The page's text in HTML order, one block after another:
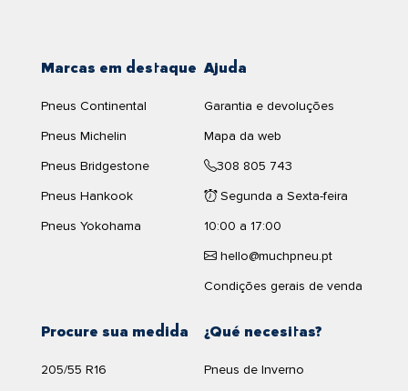
Marcas em destaque
Pneus Continental
Pneus Michelin
Pneus Bridgestone
Pneus Hankook
Pneus Yokohama
¿Qué necesitas?
Pneus de Inverno
Procure sua medida
205/55 R16
Ajuda
Garantia e devoluções
Mapa da web
308 805 743
Segunda a Sexta-feira
10:00 a 17:00
hello@muchpneu.pt
Condições gerais de venda